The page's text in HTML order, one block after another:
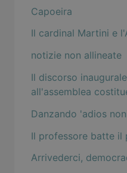
Capoeira
Il cardinal Martini e
notizie non allineate
Il discorso
all'assemblea
Danzando 'adios
Il professore batte il
Arrivederci,